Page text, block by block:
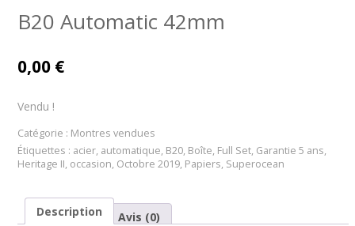
B20 Automatic 42mm
0,00 €
Vendu !
Catégorie : Montres vendues
Étiquettes : acier, automatique, B20, Boîte, Full Set, Garantie 5 ans,
Heritage II, occasion, Octobre 2019, Papiers, Superocean
Description Avis (0)